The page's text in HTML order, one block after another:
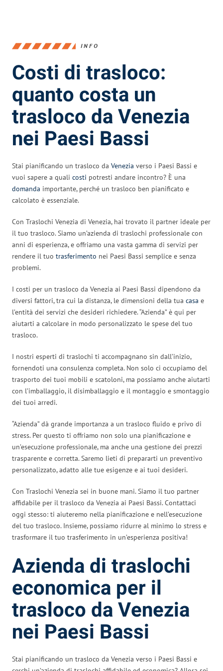
INFO
Costi di trasloco:
quanto costa un
trasloco da Venezia
nei Paesi Bassi
Stai pianificando un trasloco da Venezia verso i Paesi Bassi e
vuoi sapere a quali costi potresti andare incontro? È una
domanda importante, perché un trasloco ben pianificato e
calcolato è essenziale.
Con Traslochi Venezia di Venezia, hai trovato il partner ideale per
il tuo trasloco. Siamo un’azienda di traslochi professionale con
anni di esperienza, e offriamo una vasta gamma di servizi per
rendere il tuo trasferimento nei Paesi Bassi semplice e senza
problemi.
I costi per un trasloco da Venezia ai Paesi Bassi dipendono da
diversi fattori, tra cui la distanza, le dimensioni della tua casa e
l’entità dei servizi che desideri richiedere. “Azienda” è qui per
aiutarti a calcolare in modo personalizzato le spese del tuo
trasloco.
I nostri esperti di traslochi ti accompagnano sin dall’inizio,
fornendoti una consulenza completa. Non solo ci occupiamo del
trasporto dei tuoi mobili e scatoloni, ma possiamo anche aiutarti
con l’imballaggio, il disimballaggio e il montaggio e smontaggio
dei tuoi arredi.
“Azienda” dà grande importanza a un trasloco fluido e privo di
stress. Per questo ti offriamo non solo una pianificazione e
un’esecuzione professionale, ma anche una gestione dei prezzi
trasparente e corretta. Saremo lieti di prepararti un preventivo
personalizzato, adatto alle tue esigenze e ai tuoi desideri.
Con Traslochi Venezia sei in buone mani. Siamo il tuo partner
affidabile per il trasloco da Venezia ai Paesi Bassi. Contattaci
oggi stesso: ti aiuteremo nella pianificazione e nell’esecuzione
del tuo trasloco. Insieme, possiamo ridurre al minimo lo stress e
trasformare il tuo trasferimento in un’esperienza positiva!
Azienda di traslochi
economica per il
trasloco da Venezia
nei Paesi Bassi
Stai pianificando un trasloco da Venezia verso i Paesi Bassi e